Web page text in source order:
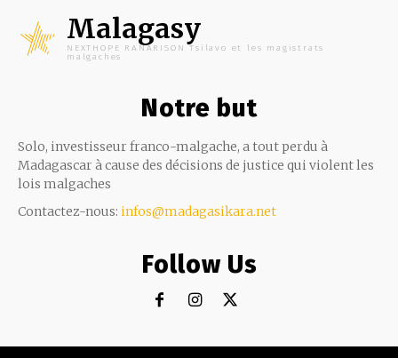
Malagasy
NEXTHOPE RANARISON Tsilavo et les magistrats
malgaches
Notre but
Solo, investisseur franco-malgache, a tout perdu à
Madagascar à cause des décisions de justice qui violent les
lois malgaches
Contactez-nous: infos@madagasikara.net
Follow Us